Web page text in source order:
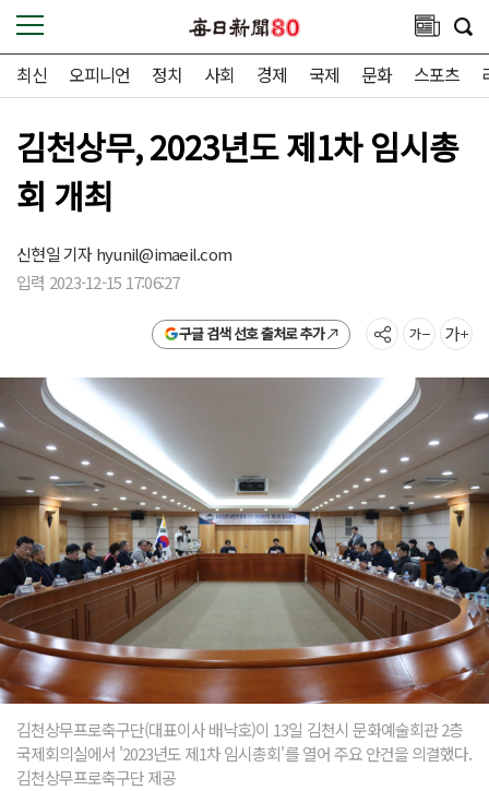
최신 오피니언 정치 사회 경제 국제 문화 스포츠
김천상무, 2023년도 제1차 임시총
회 개최
신현일 기자hyunil@imaeil.com
입력 2023-12-15 17:06:27
구글 검색 선호 출처로 추가
김천상무프로축구단(대표이사 배낙호)이 13일 김천시 문화예술회관 2층
국제회의실에서 '2023년도 제1차 임시총회'를 열어 주요 안건을 의결했다.
김천상무프로축구단 제공